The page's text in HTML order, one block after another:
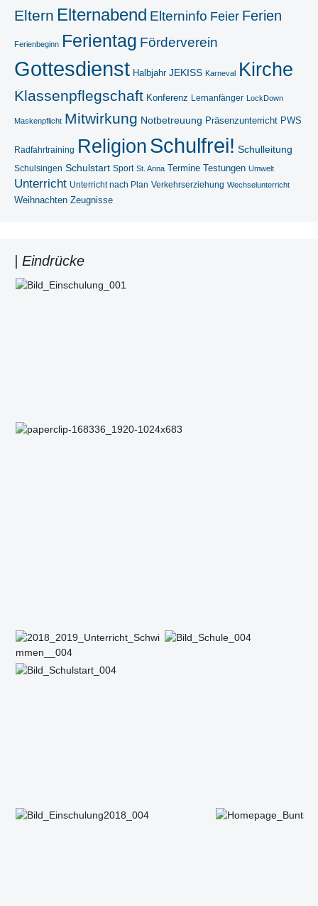
Eltern Elternabend Elterninfo Feier Ferien
Ferienbeginn Ferientag Förderverein
Gottesdienst Halbjahr JEKISS Karneval Kirche
Klassenpflegschaft Konferenz Lernanfänger LockDown
Maskenpflicht Mitwirkung Notbetreuung Präsenzunterricht PWS
Radfahrtraining Religion Schulfrei! Schulleitung
Schulsingen Schulstart Sport St. Anna Termine Testungen Umwelt
Unterricht Unterricht nach Plan Verkehrserziehung Wechselunterricht
Weihnachten Zeugnisse
| Eindrücke